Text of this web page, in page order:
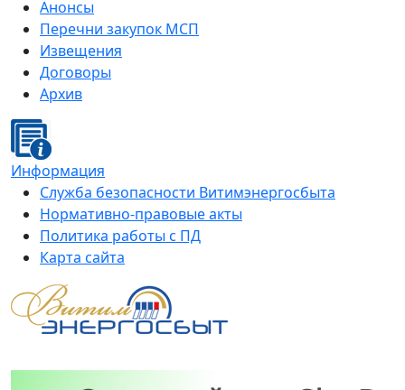
Анонсы
Перечни закупок МСП
Извещения
Договоры
Архив
Информация
Служба безопасности Витимэнергосбыта
Нормативно-правовые акты
Политика работы с ПД
Карта сайта